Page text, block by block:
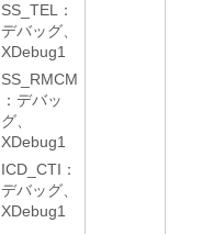
SS_TEL：
デバッグ、
XDebug1
SS_RMCM
：デバッ
グ、
XDebug1
ICD_CTI：
デバッグ、
XDebug1